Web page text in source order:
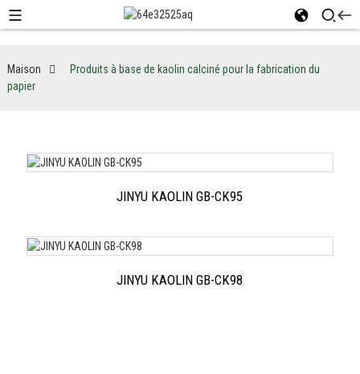
Maison
Produits à base de kaolin calciné pour la fabrication du
papier
JINYU KAOLIN GB-CK95
JINYU KAOLIN GB-CK98